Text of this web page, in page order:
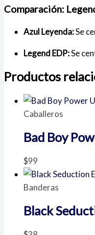
Comparación:
Azul Leyenda:Se
Legend EDP:Se
Productos
Caballeros
Bad Boy
$99
Banderas
Black